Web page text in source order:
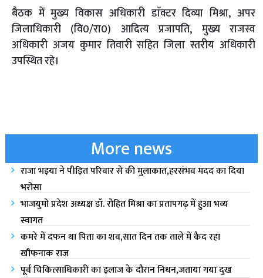
बैठक में मुख्य विकास अधिकारी डाॅक्टर दिव्या मिश्रा, अपर
जिलाधिकारी (वि0/रा0) आदित्य प्रजापति, मुख्य राजस्व
अधिकारी अजय कुमार तिवारी सहित जिला स्तरीय अधिकारी
उपस्थित रहे।
More news
राजा भ‌इया ने पीड़ित परिवार से की मुलाकात,हरसंभव मदद का दिया
भरोसा
भाजयुमो प्रदेश अध्यक्ष डॉ. रोहित मिश्रा का प्रतापगढ़ में हुआ भव्य
स्वागत
कमरे में दफन था पिता का शव,सात दिन तक ताले में कैद रहा
खौफनाक राज
पूर्व चिकित्साधिकारी का इलाज के दौरान निधन,जताया गया दुख